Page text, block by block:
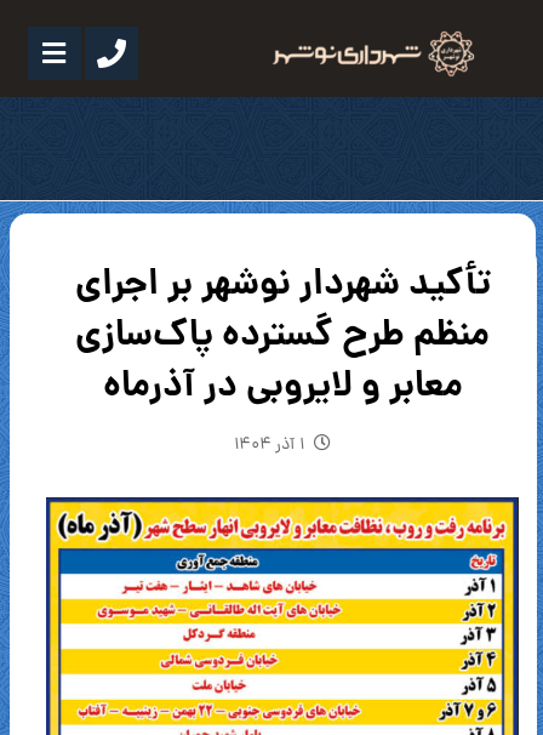
تأکید شهردار نوشهر بر اجرای
منظم طرح گسترده پاک‌سازی
معابر و لایروبی در آذرماه
۱ آذر ۱۴۰۴